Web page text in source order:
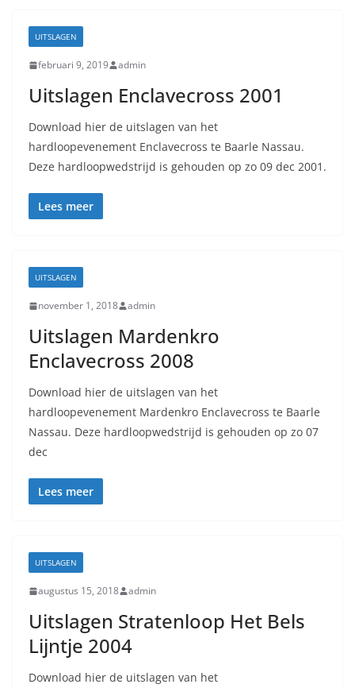
UITSLAGEN
februari 9, 2019 admin
Uitslagen Enclavecross 2001
Download hier de uitslagen van het
hardloopevenement Enclavecross te Baarle Nassau.
Deze hardloopwedstrijd is gehouden op zo 09 dec 2001.
Lees meer
UITSLAGEN
november 1, 2018 admin
Uitslagen Mardenkro
Enclavecross 2008
Download hier de uitslagen van het
hardloopevenement Mardenkro Enclavecross te Baarle
Nassau. Deze hardloopwedstrijd is gehouden op zo 07
dec
Lees meer
UITSLAGEN
augustus 15, 2018 admin
Uitslagen Stratenloop Het Bels
Lijntje 2004
Download hier de uitslagen van het